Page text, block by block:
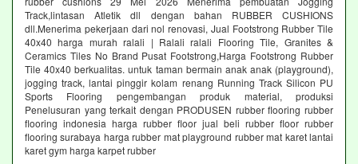
Track,lintasan Atletik dll dengan bahan RUBBER CUSHIONS
dll.Menerima pekerjaan dari nol renovasi, Jual Footstrong Rubber Tile
40x40 harga murah ralali | Ralali ralali Flooring Tile, Granites &
Ceramics Tiles No Brand Pusat Footstrong,Harga Footstrong Rubber
Tile 40x40 berkualitas. untuk taman bermain anak anak (playground),
jogging track, lantai pinggir kolam renang Running Track Silicon PU
Sports Flooring pengembangan produk material, produksi
Penelusuran yang terkait dengan PRODUSEN rubber flooring rubber
flooring indonesia harga rubber floor jual beli rubber floor rubber
flooring surabaya harga rubber mat playground rubber mat karet lantai
karet gym harga karpet rubber